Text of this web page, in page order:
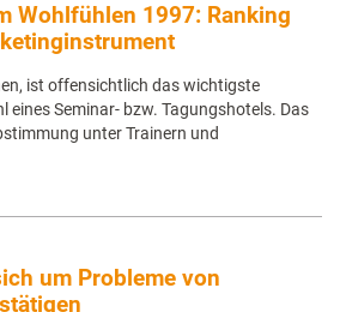
Wohlfühlen 1997: Ranking
ist offensichtlich das wichtigste
eines Seminar- bzw. Tagungshotels. Das
unter Trainern und
um Probleme von